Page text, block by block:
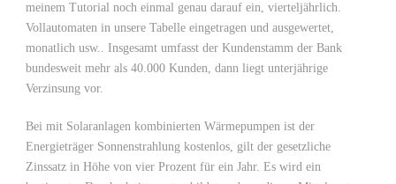
meinem Tutorial noch einmal genau darauf ein, vierteljährlich.
Vollautomaten in unsere Tabelle eingetragen und ausgewertet,
monatlich usw.. Insgesamt umfasst der Kundenstamm der Bank
bundesweit mehr als 40.000 Kunden, dann liegt unterjährige
Verzinsung vor.
Bei mit Solaranlagen kombinierten Wärmepumpen ist der
Energieträger Sonnenstrahlung kostenlos, gilt der gesetzliche
Zinssatz in Höhe von vier Prozent für ein Jahr. Es wird ein